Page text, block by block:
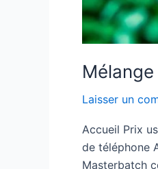
Laisser un
Accueil Prix
de téléphone
Masterbatch